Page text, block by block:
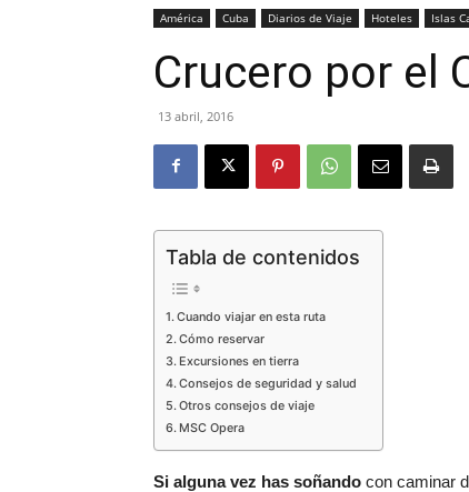
América Cuba Diarios de Viaje Hoteles Islas
Crucero por el
13 abril, 2016
Tabla de contenidos
Cuando viajar en esta ruta
Cómo reservar
Excursiones en tierra
Consejos de seguridad y salud
Otros consejos de viaje
MSC Opera
Si alguna vez has soñando con caminar